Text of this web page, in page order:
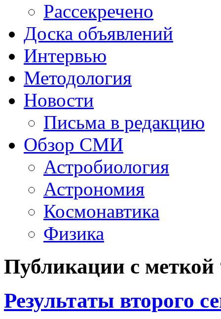
Рассекречено
Доска объявлений
Интервью
Методология
Новости
Письма в редакцию
Обзор СМИ
Астробиология
Астрономия
Космонавтика
Физика
Публикации с
Результаты второго